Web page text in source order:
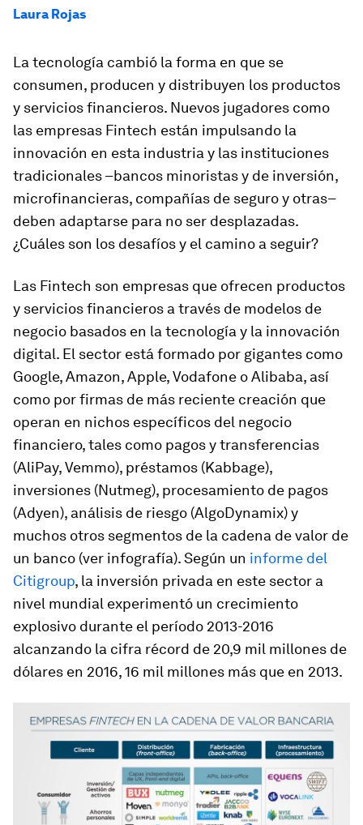
Laura Rojas
La tecnología cambió la forma en que se
consumen, producen y distribuyen los productos
y servicios financieros. Nuevos jugadores como
las empresas Fintech están impulsando la
innovación en esta industria y las instituciones
tradicionales –bancos minoristas y de inversión,
microfinancieras, compañías de seguro y otras–
deben adaptarse para no ser desplazadas.
¿Cuáles son los desafíos y el camino a seguir?
Las Fintech son empresas que ofrecen productos
y servicios financieros a través de modelos de
negocio basados en la tecnología y la innovación
digital. El sector está formado por gigantes como
Google, Amazon, Apple, Vodafone o Alibaba, así
como por firmas de más reciente creación que
operan en nichos específicos del negocio
financiero, tales como pagos y transferencias
(AliPay, Vemmo), préstamos (Kabbage),
inversiones (Nutmeg), procesamiento de pagos
(Adyen), análisis de riesgo (AlgoDynamix) y
muchos otros segmentos de la cadena de valor de
un banco (ver infografía). Según un informe del
Citigroup, la inversión privada en este sector a
nivel mundial experimentó un crecimiento
explosivo durante el período 2013-2016
alcanzando la cifra récord de 20,9 mil millones de
dólares en 2016, 16 mil millones más que en 2013.